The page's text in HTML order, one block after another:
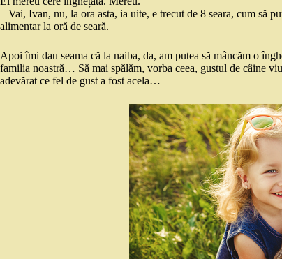
– Vai, Ivan, nu, la ora asta, ia uite, e trecut de 8 seara, cum să
alimentar la oră de seară.
Apoi îmi dau seama că la naiba, da, am putea să mâncăm o
familia noastră… Să mai spălăm, vorba ceea, gustul de câine
adevărat ce fel de gust a fost acela…